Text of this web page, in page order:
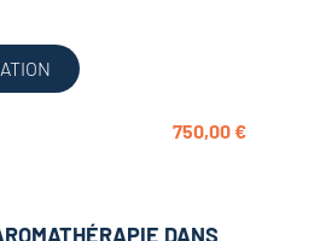
750,00€
DANS